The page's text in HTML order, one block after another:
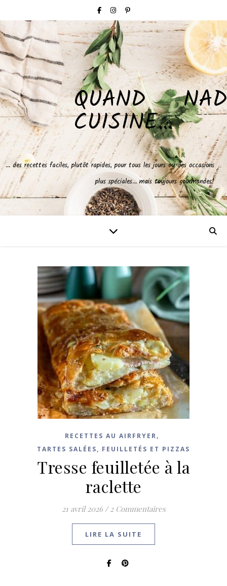
QUAND NAD
CUISINE…
… des recettes faciles, plutôt rapides, pour tous les jours ou des occasions
plus spéciales… mais toujours gourmandes!
RECETTES AU AIRFRYER,
TARTES SALÉES, FEUILLETÉS ET PIZZAS
Tresse feuilletée à la
raclette
21 avril 2026 / 2 Commentaires
LIRE LA SUITE